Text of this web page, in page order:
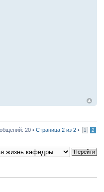
20 • Страница 2 из 2 • 1 2